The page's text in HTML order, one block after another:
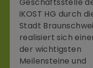
iKOST HG durch
Stadt
realisiert sich
der wichtigsten
Meilensteine und